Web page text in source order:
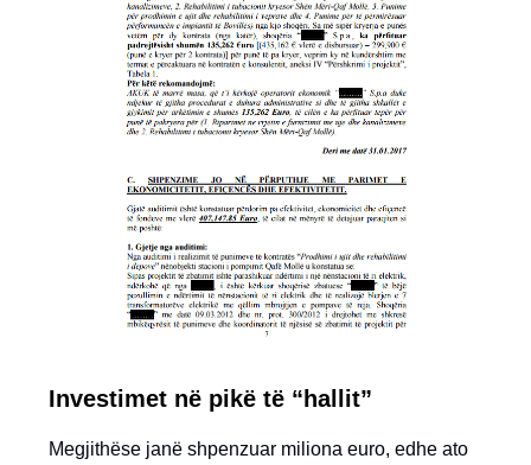
Investimet në pikë të “hallit”
Megjithëse janë shpenzuar miliona euro, edhe ato